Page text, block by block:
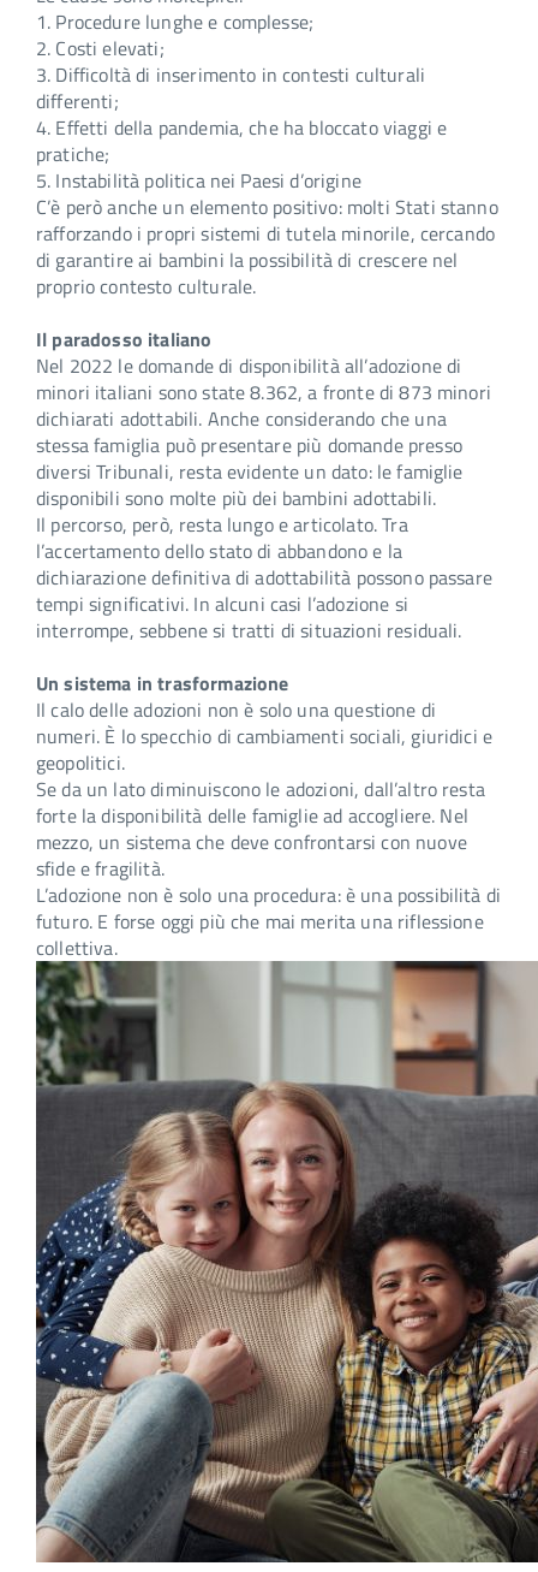
1. Procedure lunghe e complesse;
2. Costi elevati;
3. Difficoltà di inserimento in contesti culturali
differenti;
4. Effetti della pandemia, che ha bloccato viaggi e
pratiche;
5. Instabilità politica nei Paesi d’origine
C’è però anche un elemento positivo: molti Stati stanno
rafforzando i propri sistemi di tutela minorile, cercando
di garantire ai bambini la possibilità di crescere nel
proprio contesto culturale.
Il paradosso italiano
Nel 2022 le domande di disponibilità all’adozione di
minori italiani sono state 8.362, a fronte di 873 minori
dichiarati adottabili. Anche considerando che una
stessa famiglia può presentare più domande presso
diversi Tribunali, resta evidente un dato: le famiglie
disponibili sono molte più dei bambini adottabili.
Il percorso, però, resta lungo e articolato. Tra
l’accertamento dello stato di abbandono e la
dichiarazione definitiva di adottabilità possono passare
tempi significativi. In alcuni casi l’adozione si
interrompe, sebbene si tratti di situazioni residuali.
Un sistema in trasformazione
Il calo delle adozioni non è solo una questione di
numeri. È lo specchio di cambiamenti sociali, giuridici e
geopolitici.
Se da un lato diminuiscono le adozioni, dall’altro resta
forte la disponibilità delle famiglie ad accogliere. Nel
mezzo, un sistema che deve confrontarsi con nuove
sfide e fragilità.
L’adozione non è solo una procedura: è una possibilità di
futuro. E forse oggi più che mai merita una riflessione
collettiva.